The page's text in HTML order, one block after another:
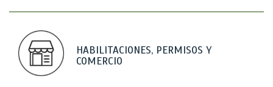
HABILITACIONES, PERMISOS Y
COMERCIO